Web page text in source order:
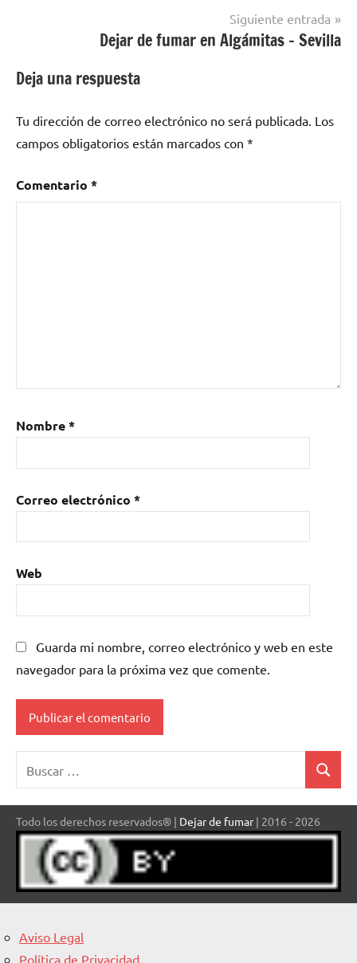
Siguiente entrada
Dejar de fumar en Algámitas – Sevilla
Deja una respuesta
Tu dirección de correo electrónico no será publicada. Los
campos obligatorios están marcados con *
Comentario *
Nombre*
Correo electrónico *
Web
Guarda mi nombre, correo electrónico y web en este
navegador para la próxima vez que comente.
Buscar
Todo los derechos reservados® | Dejar de fumar| 2016 - 2026
Aviso Legal
Política de Privacidad